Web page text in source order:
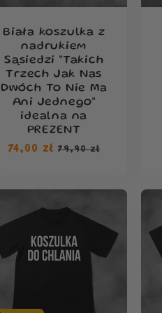
Biała koszulka z
nadrukiem
Sąsiedzi "Takich
Trzech Jak Nas
Dwóch To Nie Ma
Ani Jednego"
idealna na
PREZENT
Cena
74,00 zł Cena
79,90 zł